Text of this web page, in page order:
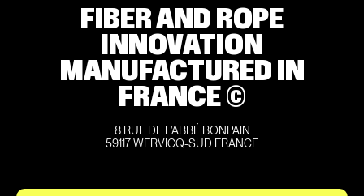
FIBER AND ROPE
INNOVATION
MANUFACTURED IN
FRANCE ©
8 RUE DE L’ABBÉ BONPAIN
59117 WERVICQ-SUD FRANCE